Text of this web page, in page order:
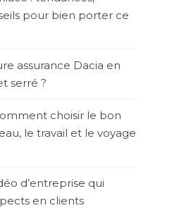
pour bien porter ce
assurance Dacia en
serré ?
choisir le bon
le travail et le voyage
d’entreprise qui
en clients